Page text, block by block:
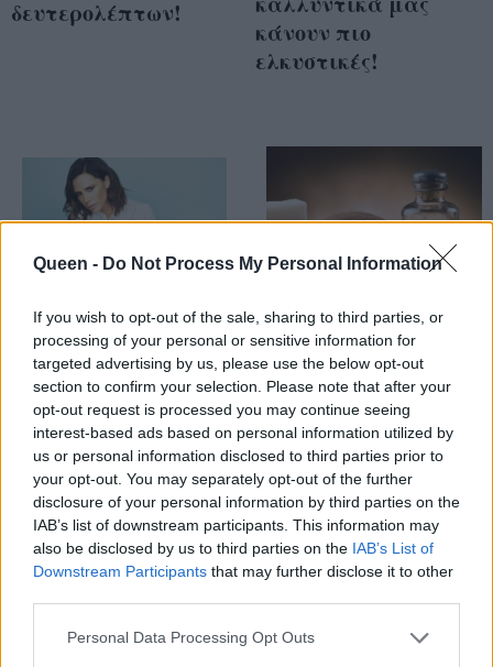
Queen - Do Not Process My Personal Information
If you wish to opt-out of the sale, sharing to third parties, or
processing of your personal or sensitive information for
targeted advertising by us, please use the below opt-out
section to confirm your selection. Please note that after your
opt-out request is processed you may continue seeing
interest-based ads based on personal information utilized by
us or personal information disclosed to third parties prior to
your opt-out. You may separately opt-out of the further
disclosure of your personal information by third parties on the
IAB’s list of downstream participants. This information may
also be disclosed by us to third parties on the IAB’s List of
Downstream Participants that may further disclose it to other
Personal Data Processing Opt Outs
δευτερολέπτων!
κάνουν πιο
ελκυστικές!
Victoria Beckham:
Αυτή είναι η beauty
συμβουλή που έχει
δώσει στην κόρη της,
Harper!
Λάδι καρύδας: 5
beauty χρήσεις του
που θα σε «σώσουν»
αυτό το Χειμώνα!